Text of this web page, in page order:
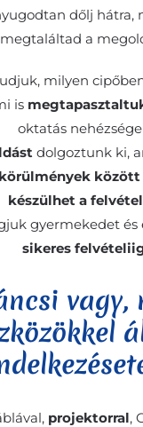
dőlj hátra,
megtaláltad a
milyen
is
oktatás
dolgoztunk ki,
között
készülhet a
gyermekedet és
sikeres
vagy,
projektorral,